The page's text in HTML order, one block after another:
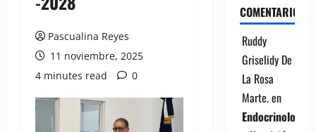
Pascualina Reyes
11 noviembre, 2025
4 minutes read
0
COMENTARIOS
Ruddy
Griselidy De
La Rosa
Marte.en
Endocrinología